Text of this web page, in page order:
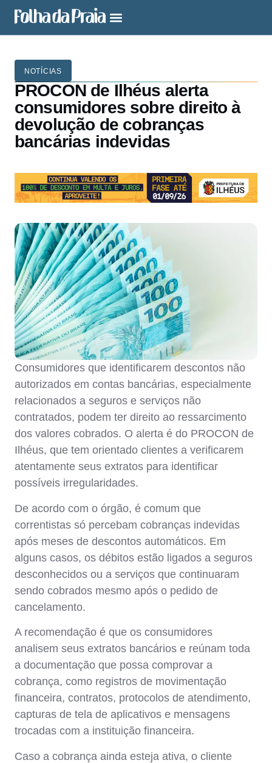
NOTÍCIAS
PROCON de Ilhéus alerta
consumidores sobre direito à
devolução de cobranças
bancárias indevidas
Consumidores que identificarem descontos não
autorizados em contas bancárias, especialmente
relacionados a seguros e serviços não
contratados, podem ter direito ao ressarcimento
dos valores cobrados. O alerta é do PROCON de
Ilhéus, que tem orientado clientes a verificarem
atentamente seus extratos para identificar
possíveis irregularidades.
De acordo com o órgão, é comum que
correntistas só percebam cobranças indevidas
após meses de descontos automáticos. Em
alguns casos, os débitos estão ligados a seguros
desconhecidos ou a serviços que continuaram
sendo cobrados mesmo após o pedido de
cancelamento.
A recomendação é que os consumidores
analisem seus extratos bancários e reúnam toda
a documentação que possa comprovar a
cobrança, como registros de movimentação
financeira, contratos, protocolos de atendimento,
capturas de tela de aplicativos e mensagens
trocadas com a instituição financeira.
Caso a cobrança ainda esteja ativa, o cliente